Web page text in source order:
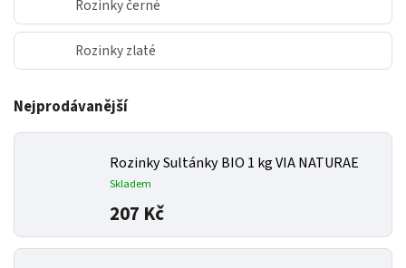
Rozinky černé
Rozinky zlaté
Nejprodávanější
Rozinky Sultánky BIO 1 kg VIA NATURAE
Skladem
207 Kč